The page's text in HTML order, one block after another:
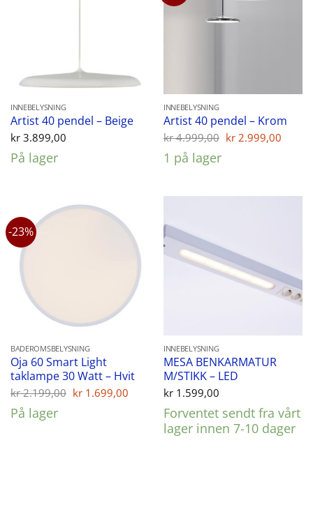
INNEBELYSNING
Artist 40 pendel – Beige
kr3.899,00
På lager
INNEBELYSNING
Artist 40 pendel – Krom
kr4.999,00 Opprinnelig
kr 2.999,00
1 på lager
-23%
BADEROMSBELYSNING
Oja 60 Smart Light
taklampe 30 Watt – Hvit
kr2.199,00 Opprinnelig
kr 1.699,00 Nåværende
kr 1.699,00.
På lager
INNEBELYSNING
MESA BENKARMATUR
M/STIKK – LED
kr1.599,00
Forventet sendt fra vårt
lager innen 7-10 dager